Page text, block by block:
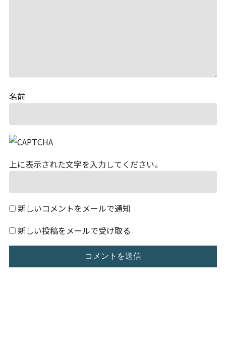
名前
上に表示された文字を入力してください。
新しいコメントをメールで通知
新しい投稿をメールで受け取る